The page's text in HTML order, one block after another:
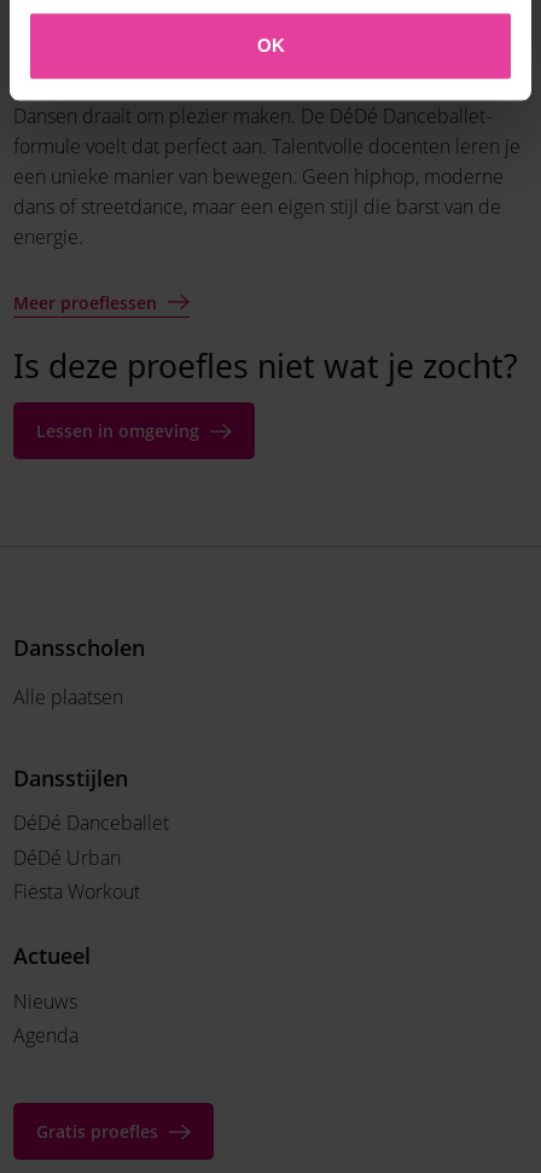
OK
Gewoon lekker dansen bij DéDé
Dansen draait om plezier maken. De DéDé Danceballet-
formule voelt dat perfect aan. Talentvolle docenten leren je
een unieke manier van bewegen. Geen hiphop, moderne
dans of streetdance, maar een eigen stijl die barst van de
energie.
Meer proeflessen
Is deze proefles niet wat je zocht?
Lessen in omgeving
Dansscholen
Alle plaatsen
Dansstijlen
DéDé Danceballet
DéDé Urban
Fiësta Workout
Actueel
Nieuws
Agenda
Gratis proefles